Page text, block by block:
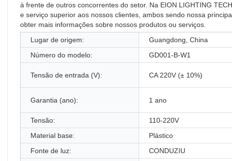
à frente de outros concorrentes do setor. Na EION LIGHTING
e serviço superior aos nossos clientes, ambos sendo nossa
obter mais informações sobre nossos produtos ou serviços.
Lugar de origem:
Guangdong, China
Número do modelo:
GD001-B-W1
Tensão de entrada (V): CA 220V (± 10%)
Garantia (ano): 1 ano
Tensão:
110-220V
Material base:
Plástico
Fonte de luz:
CONDUZIU